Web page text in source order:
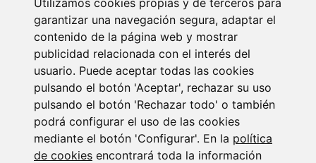
Utilizamos cookies propias y de terceros para
garantizar una navegación segura, adaptar el
contenido de la página web y mostrar
publicidad relacionada con el interés del
usuario. Puede aceptar todas las cookies
pulsando el botón 'Aceptar', rechazar su uso
pulsando el botón 'Rechazar todo' o también
podrá configurar el uso de las cookies
mediante el botón 'Configurar'. En la política
de cookies encontrará toda la información
Fiscalidad internacional de patrimonios
23/07/2026